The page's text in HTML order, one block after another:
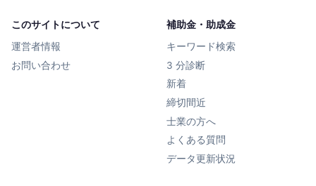
このサイトについて
運営者情報
お問い合わせ
補助金・助成金
キーワード検索
3 分診断
新着
締切間近
士業の方へ
よくある質問
データ更新状況